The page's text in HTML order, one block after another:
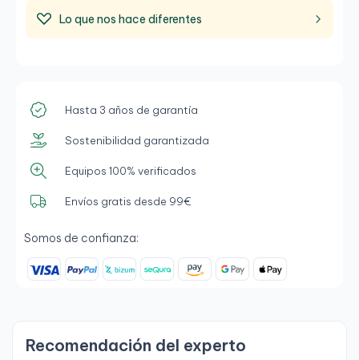
Lo que nos hace diferentes
Hasta 3 años de garantía
Sostenibilidad garantizada
Equipos 100% verificados
Envíos gratis desde 99€
Somos de confianza:
Recomendación del experto